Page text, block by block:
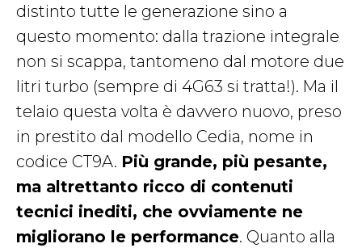
distinto tutte le generazione sino a
questo momento: dalla trazione integrale
non si scappa, tantomeno dal motore due
litri turbo (sempre di 4G63 si tratta!). Ma il
telaio questa volta è davvero nuovo, preso
in prestito dal modello Cedia, nome in
codice CT9A. Più grande, più pesante,
ma altrettanto ricco di contenuti
tecnici inediti, che ovviamente ne
migliorano le performance. Quanto alla